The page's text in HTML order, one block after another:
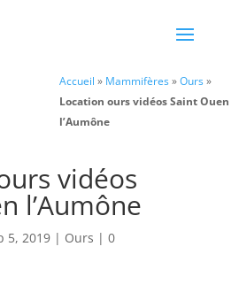
Accueil » Mammifères»Ours»
Location ours vidéos Saint Ouen
l’Aumône
vidéos
l’Aumône
5, 2019| Ours | 0